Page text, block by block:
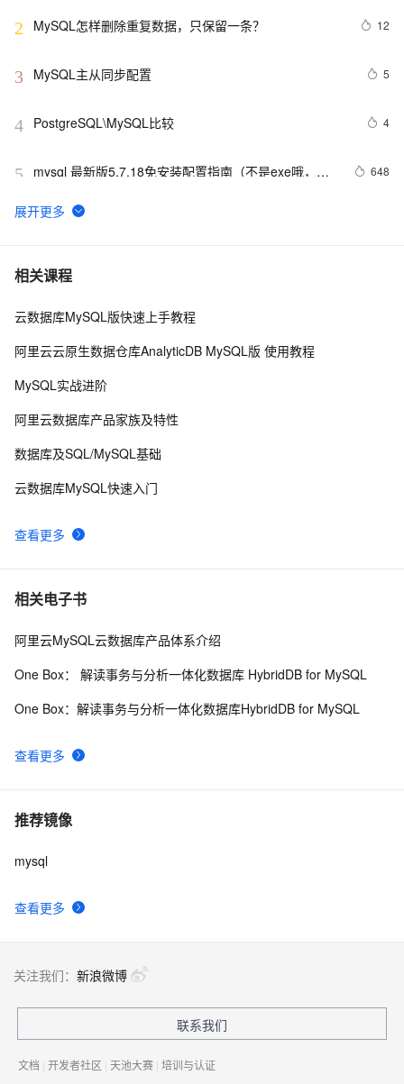
2 MySQL怎样删除重复数据，只保留一条？ 12
3 MySQL主从同步配置 5
4 PostgreSQL\MySQL比较 4
5
mysql 最新版5.7.18免安装配置指南（不是exe哦，下
648
6 mySQL 使用通配符模糊查询
7 mysql 状态访问方法
8 MySQL怎么卸载干净
10强烈推荐：MySQL十大必备管理工具盘点
相关课程
查看更多
云数据库MySQL版快速上手教程
阿里云云原生数据仓库AnalyticDB MySQL版 使用教程
MySQL实战进阶
阿里云数据库产品家族及特性
数据库及SQL/MySQL基础
云数据库MySQL快速入门
相关电子书
查看更多
阿里云MySQL云数据库产品体系介绍
One Box： 解读事务与分析一体化数据库 HybridDB for MySQL
One Box：解读事务与分析一体化数据库HybridDB for MySQL
推荐镜像
查看更多
mysql
关注我们： 新浪微博
联系我们
文档 | 开发者社区 | 天池大赛 | 培训与认证